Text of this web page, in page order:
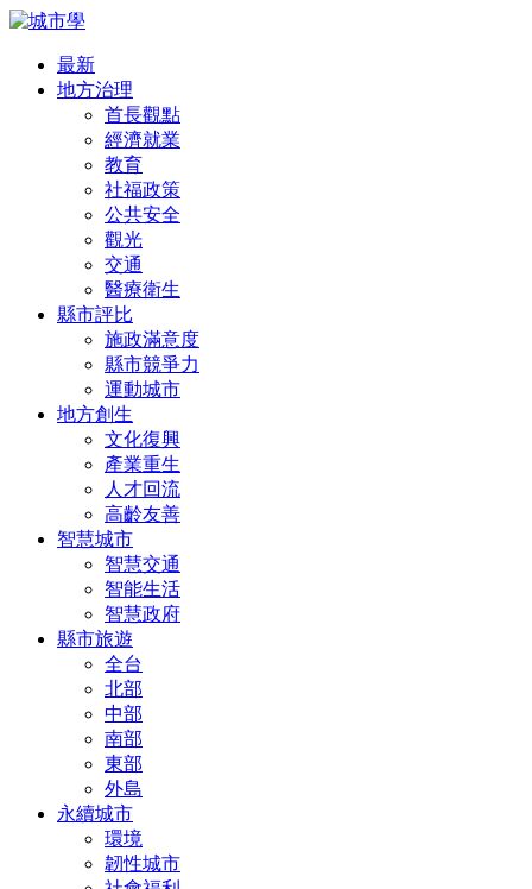
最新
地方治理
首長觀點
經濟就業
教育
社福政策
公共安全
觀光
交通
醫療衛生
縣市評比
施政滿意度
縣市競爭力
運動城市
地方創生
文化復興
產業重生
人才回流
高齡友善
智慧城市
智慧交通
智能生活
智慧政府
縣市旅遊
全台
北部
中部
南部
東部
外島
永續城市
環境
韌性城市